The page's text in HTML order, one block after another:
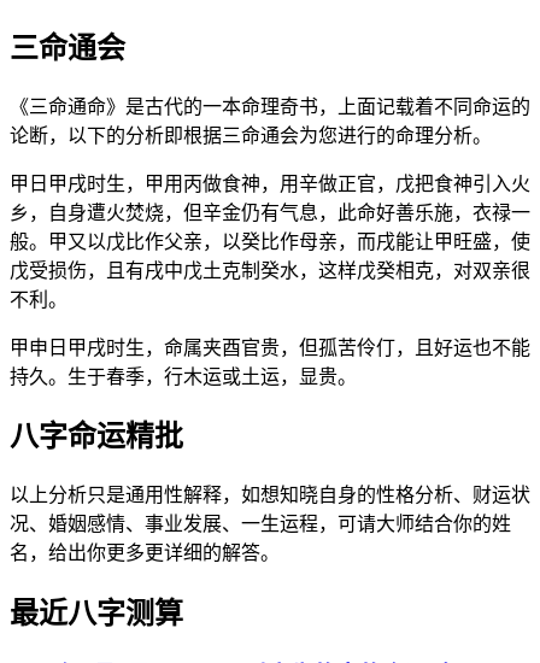
三命通会
《三命通命》是古代的一本命理奇书，上面记载着不同命运的
论断，以下的分析即根据三命通会为您进行的命理分析。
甲日甲戌时生，甲用丙做食神，用辛做正官，戊把食神引入火
乡，自身遭火焚烧，但辛金仍有气息，此命好善乐施，衣禄一
般。甲又以戊比作父亲，以癸比作母亲，而戌能让甲旺盛，使
戊受损伤，且有戌中戊土克制癸水，这样戊癸相克，对双亲很
不利。
甲申日甲戌时生，命属夹酉官贵，但孤苦伶仃，且好运也不能
持久。生于春季，行木运或土运，显贵。
八字命运精批
以上分析只是通用性解释，如想知晓自身的性格分析、财运状
况、婚姻感情、事业发展、一生运程，可请大师结合你的姓
名，给出你更多更详细的解答。
最近八字测算